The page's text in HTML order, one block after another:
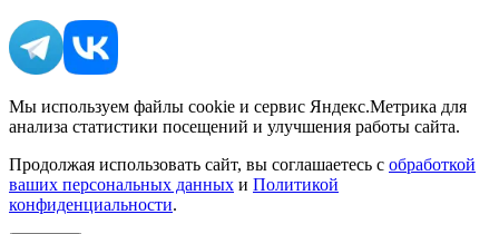
Мы используем файлы cookie и сервис Яндекс.Метрика для
анализа статистики посещений и улучшения работы сайта.
Продолжая использовать сайт, вы соглашаетесь с обработкой
ваших персональных данных и Политикой
конфиденциальности.